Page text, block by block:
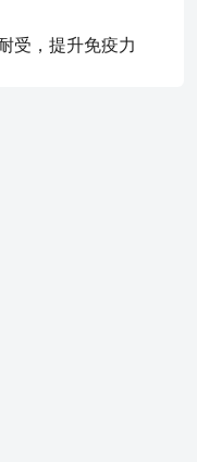
受，提升免疫力